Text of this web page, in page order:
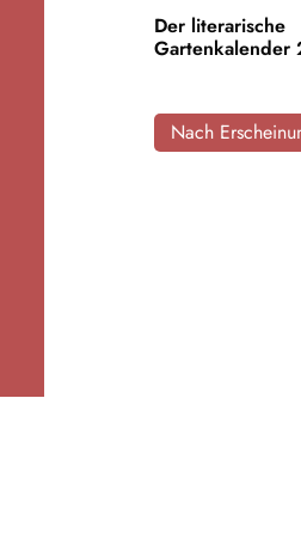
Der literarische
Gartenkalender
Nach